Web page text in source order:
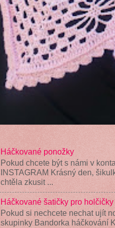
Háčkované ponožky
Pokud chcete být s námi v
INSTAGRAM Krásný den,
chtěla zkusit ...
Háčkované šatičky pro holčičky
Pokud si nechcete nechat ujít
skupinky Bandorka háčkování